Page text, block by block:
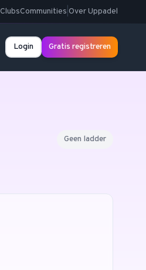
ClubsCommunities Over Uppadel
Login Gratis registreren
Geen ladder